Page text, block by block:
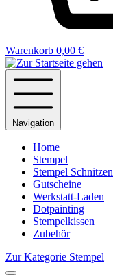
Warenkorb 0,00 €
Navigation
Home
Stempel
Stempel Schnitzen
Gutscheine
Werkstatt-Laden
Dotpainting
Stempelkissen
Zubehör
Zur Kategorie Stempel